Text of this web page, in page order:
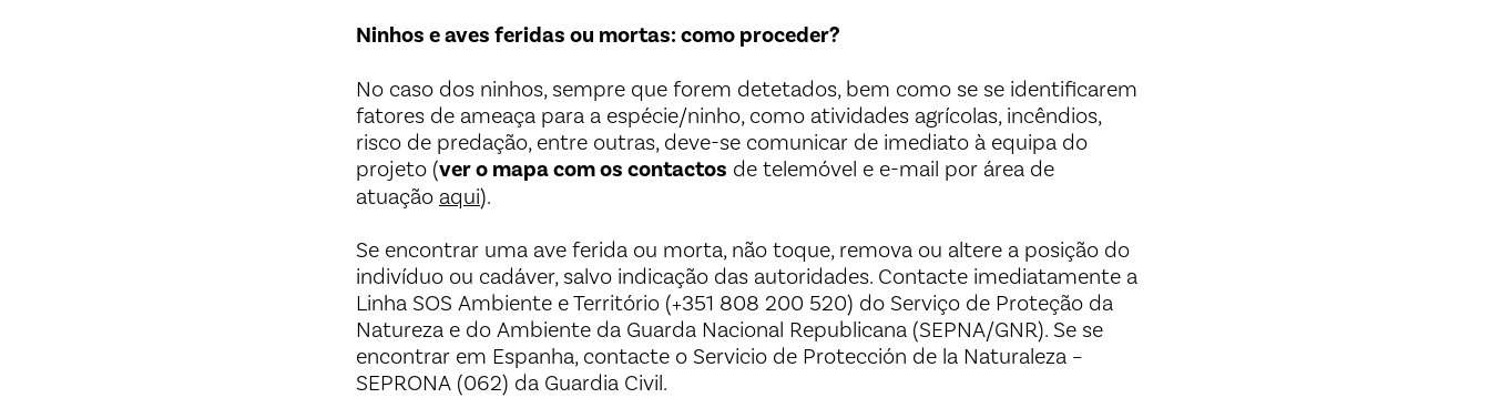
Ninhos e aves feridas ou mortas: como proceder?
No caso dos ninhos, sempre que forem detetados, bem como se se identificarem
fatores de ameaça para a espécie/ninho, como atividades agrícolas, incêndios,
risco de predação, entre outras, deve-se comunicar de imediato à equipa do
projeto (ver o mapa com os contactos de telemóvel e e-mail por área de
atuação aqui).
Se encontrar uma ave ferida ou morta, não toque, remova ou altere a posição do
indivíduo ou cadáver, salvo indicação das autoridades. Contacte imediatamente a
Linha SOS Ambiente e Território (+351 808 200 520) do Serviço de Proteção da
Natureza e do Ambiente da Guarda Nacional Republicana (SEPNA/GNR). Se se
encontrar em Espanha, contacte o Servicio de Protección de la Naturaleza –
SEPRONA (062) da Guardia Civil.